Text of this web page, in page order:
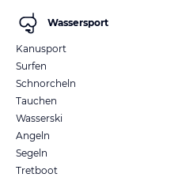
Wassersport
Kanusport
Surfen
Schnorcheln
Tauchen
Wasserski
Angeln
Segeln
Tretboot